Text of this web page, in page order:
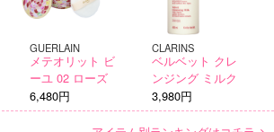
GUERLAIN
メテオリット ビ
ーユ 02 ローズ
6,480円
CLARINS
ベルベット クレ
ンジング ミルク
3,980円